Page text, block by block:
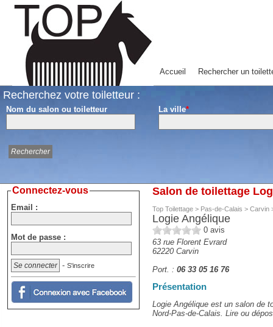
Accueil Rechercher un
Recherchez votre toiletteur :
Nom du salon ou toiletteur La ville*
Salon de toilettage
Top Toilettage > Pas-de-Calais > Carvin
Logie Angélique
0 avis
63 rue Florent Evrard
62220 Carvin
Port. : 06 33 05 16 76
Présentation
Logie Angélique est un salon de
Nord-Pas-de-Calais. Lire ou
Connectez-vous
Email :
Mot de passe :
- S'inscrire